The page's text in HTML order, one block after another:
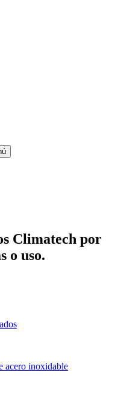
Climatech por
o uso.
acero inoxidable